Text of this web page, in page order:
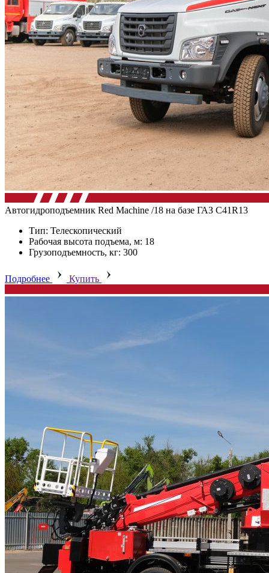
Автогидроподъемник Red Machine /18 на базе ГАЗ C41R13
Тип: Телескопический
Рабочая высота подъема, м: 18
Грузоподъемность, кг: 300
Подробнее Купить